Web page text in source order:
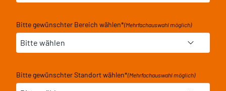
Bitte gewünschter Bereich wählen*(Mehrfachauswahl möglich)
Bitte gewünschter Standort wählen*(Mehrfachauswahl möglich)